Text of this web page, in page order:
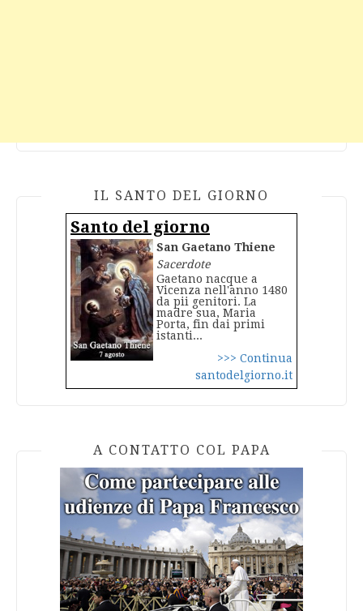
IL SANTO DEL GIORNO
Santo del giorno
San Gaetano Thiene
Sacerdote
Gaetano nacque a
Vicenza nell'anno 1480
da pii genitori. La
madre sua, Maria
Porta, fin dai primi
istanti...
>>> Continua
santodelgiorno.it
A CONTATTO COL PAPA